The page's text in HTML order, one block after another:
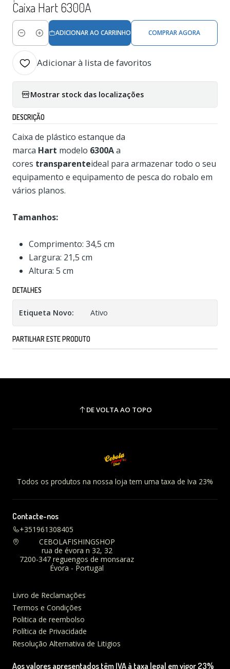
Caixa Hart 6300A
Quantidade
ADICIONAR AO CARRINHO COMPRAR AGORA
Adicionar à lista de favoritos
Mostrar stock das localizações
DESCRIÇÃO
Caixa de plástico estanque da
marca Hart modelo 6300Aa
cores transparenteideal para armazenar todo o seu
equipamento e equipamento de pesca do robalo em
vários planos.
Tamanhos:
Comprimento: 34,5 cm
Largura: 21,5 cm
Altura: 5 cm
DETALHES
Etiqueta Novo: Ativo
PARTILHAR ESTE PRODUTO
DE VOLTA AO TOPO
Todos os produtos na nossa loja tem uma taxa de Iva 23%
Contacte-nos
+351961308405
CEBOLAFISHINGSHOP
rua de évora n 32, 32
7200-347 reguengos de monsaraz
Évora - Portugal
Livro de Reclamações
Termos e Condições
Politica de reembolso
Política de Privacidade
Resolução Alternativa de Litigios
Aos valores apresentados têm IVA à taxa legal em vigor 23%